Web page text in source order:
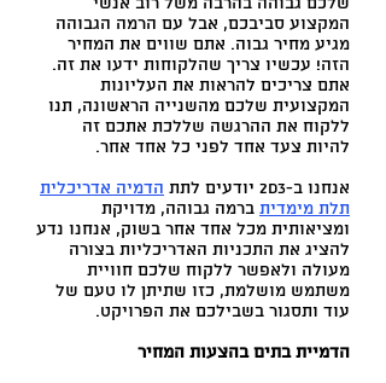
שלכם גבוהה בהרבה משל רוב אנשי
המקצוע סביבכם, אבל עם הרמה הגבוהה
מגיע מחיר גבוה. אתם שווים את המחיר
הזה! עכשיו צריך שהלקוחות ידעו את זה.
אתם צריכים להראות את העליונות
המקצועית שלכם מהשנייה הראשונה, תנו
ללקוח את ההרגשה שללכת אתכם זה
להיות צעד אחד לפני כל אחד אחר.
אנחנו ב-2D3 יודעים לתת
הדמיה אדריכלית
תלת מימדית ברמה גבוהה, מדויקת
ומציאותית מכל אחד אחר בשוק, אנחנו נדע
להציג את התכניות האדריכליות בצורה
מעולה ולאפשר ללקוח שלכם חוויית
משתמש מושלמת, כזו שתיתן לו טעם של
עוד ותסגור בשבילכם את הפרויקט.
הדמיית בתים בהצעות המחיר